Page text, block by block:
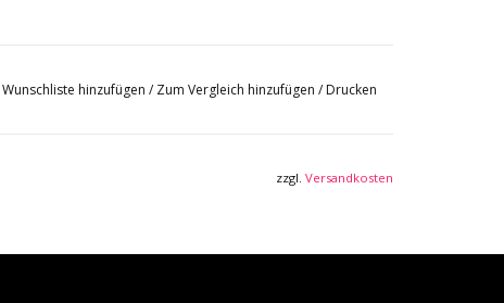
hinzufügen / Zum Vergleich hinzufügen / Drucken
zzgl. Versandkosten